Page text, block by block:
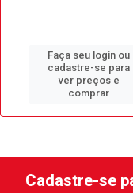
Faça seu login ou
cadastre-se para
ver preços e
comprar
Cadastre-se